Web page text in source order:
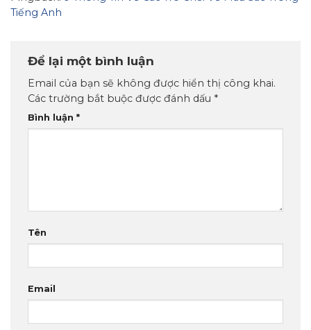
Tiếng Anh
Để lại một bình luận
Email của bạn sẽ không được hiển thị công khai.
Các trường bắt buộc được đánh dấu *
Bình luận *
Tên
Email